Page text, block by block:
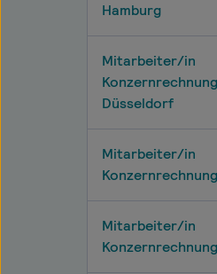
Hamburg
Mitarbeiter/in
Düsseldorf
Mitarbeiter/in
Mitarbeiter/in